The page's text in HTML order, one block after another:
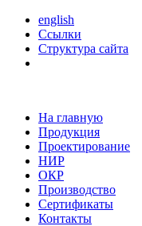
english
Ссылки
Структура сайта
На главную
Продукция
Проектирование
НИР
ОКР
Производство
Сертификаты
Контакты